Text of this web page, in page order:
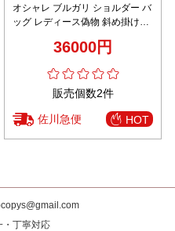
オシャレ ブルガリ ショルダー バ
ッグ レディース偽物 斜め掛けバ
36000円
販売個数2件
佐川急便 HOT
・丁寧対応